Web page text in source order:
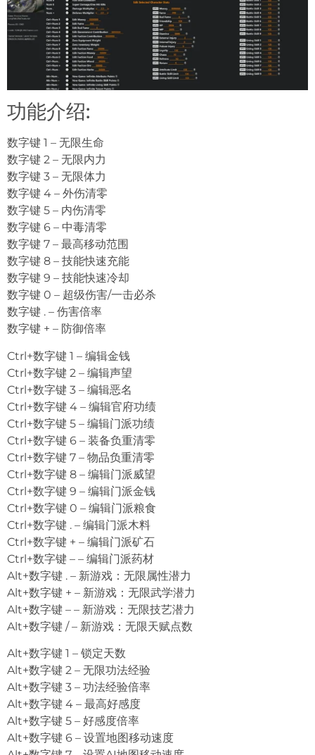
功能介绍:
数字键 1 – 无限生命
数字键 2 – 无限内力
数字键 3 – 无限体力
数字键 4 – 外伤清零
数字键 5 – 内伤清零
数字键 6 – 中毒清零
数字键 7 – 最高移动范围
数字键 8 – 技能快速充能
数字键 9 – 技能快速冷却
数字键 0 – 超级伤害/一击必杀
数字键 . – 伤害倍率
数字键 + – 防御倍率
Ctrl+数字键 1 – 编辑金钱
Ctrl+数字键 2 – 编辑声望
Ctrl+数字键 3 – 编辑恶名
Ctrl+数字键 4 – 编辑官府功绩
Ctrl+数字键 5 – 编辑门派功绩
Ctrl+数字键 6 – 装备负重清零
Ctrl+数字键 7 – 物品负重清零
Ctrl+数字键 8 – 编辑门派威望
Ctrl+数字键 9 – 编辑门派金钱
Ctrl+数字键 0 – 编辑门派粮食
Ctrl+数字键 . – 编辑门派木料
Ctrl+数字键 + – 编辑门派矿石
Ctrl+数字键 – – 编辑门派药材
Alt+数字键 . – 新游戏：无限属性潜力
Alt+数字键 + – 新游戏：无限武学潜力
Alt+数字键 – – 新游戏：无限技艺潜力
Alt+数字键 / – 新游戏：无限天赋点数
Alt+数字键 1 – 锁定天数
Alt+数字键 2 – 无限功法经验
Alt+数字键 3 – 功法经验倍率
Alt+数字键 4 – 最高好感度
Alt+数字键 5 – 好感度倍率
Alt+数字键 6 – 设置地图移动速度